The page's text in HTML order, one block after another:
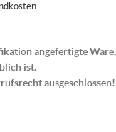
angefertigte
ist.
ausgeschlossen!